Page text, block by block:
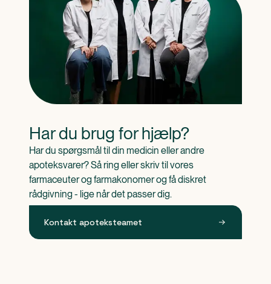
Har du brug for hjælp?
Har du spørgsmål til din medicin eller andre
apoteksvarer? Så ring eller skriv til vores
farmaceuter og farmakonomer og få diskret
rådgivning - lige når det passer dig.
Kontakt apoteksteamet